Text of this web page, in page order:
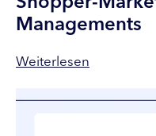
Managements
Weiterlesen